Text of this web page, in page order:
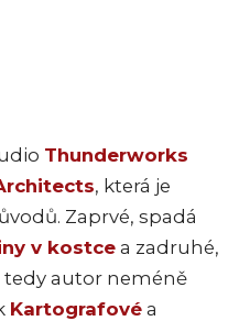
Thunderworks
, která je
Zaprvé, spadá
v kostce a zadruhé,
tedy autor neméně
Kartografové a